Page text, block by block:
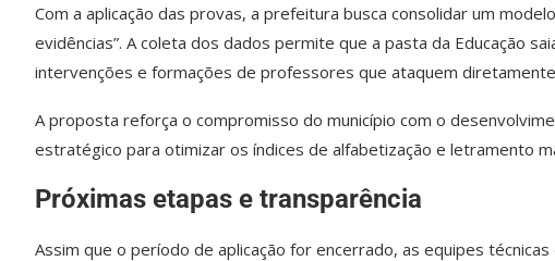
Com a aplicação das provas, a prefeitura busca consolidar um
evidências”. A coleta dos dados permite que a pasta da Educação
intervenções e formações de professores que ataquem
A proposta reforça o compromisso do município com o
estratégico para otimizar os índices de alfabetização e letramento
Próximas etapas e transparência
Assim que o período de aplicação for encerrado, as equipes